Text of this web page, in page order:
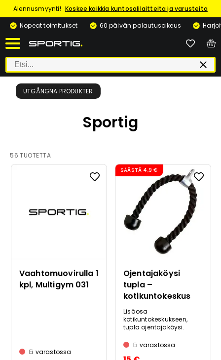
Alennusmyynti! Koskee kaikkia kuntosalilaitteita ja varusteita
Nopeat toimitukset
60 päivän palautusoikeus
UTGÅNGNA PRODUKTER
Sportig
56 TUOTETTA
Vaahtomuovirulla 1
kpl, Multigym 031
Ei varastossa
SÄÄSTÄ 4,9 €
Ojentajaköysi
tupla –
kotikuntokeskus
Lisäosa
kotikuntokeskukseen,
tupla ojentajaköysi.
Ei varastossa